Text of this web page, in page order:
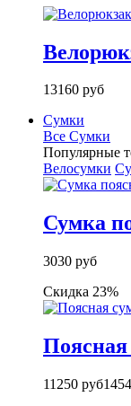
13160 руб
Сумки
Все Сумки
Популярные
Велосумки
Сумка
3030 руб
Скидка 23%
Поясная
11250 руб